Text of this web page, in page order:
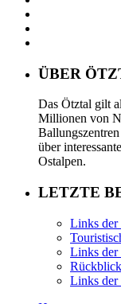
ÜBER
Das Ötztal gilt
Millionen von
über
Ostalpen.
LETZTE
Links der
Links der
Links der